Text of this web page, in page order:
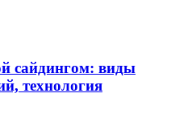
сайдингом: виды
технология